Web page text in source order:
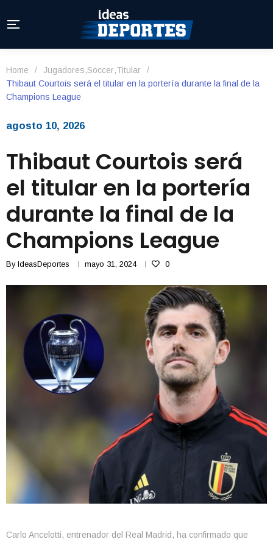
Home / Jugadores,Soccer,Titular
/
Thibaut Courtois será el titular en la portería durante la final de la
Champions League
agosto 10, 2026
Thibaut Courtois será
el titular en la portería
durante la final de la
Champions League
By IdeasDeportes mayo 31, 2024 0
Carlo Ancelotti, entrenador del Real Madrid, ha confirmado que